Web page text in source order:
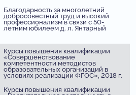
Благодарность за многолетний
добросовестный труд и высокий
профессионализм в связи с 50-
летним юбилеем д. л. Янтарный
Курсы повышения квалификации
«Совершенствование
компетентности методистов
образовательных организаций в
условиях реализации ФГОС», 2018 г.
Курсы повышения квалификации